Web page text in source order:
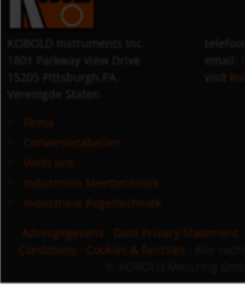
Firma
Conversietabellen
Vindt ons
Industriele Meettechniek
Industriele Regeltechniek
Adresgegevens
Data Privacy Statement
Conditions
Cookies & functies